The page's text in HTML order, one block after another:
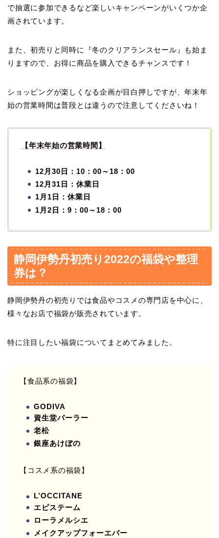
で抽選に参加できるなど楽しいキャンペーンがいくつか企
画されています。
また、初売りと同時に『冬のクリアランスセール』も始ま
りますので、お得に商品を購入できるチャンスです！
ショッピングが楽しくなる企画が目白押しですが、年末年
始の営業時間は普段とは違うので注意してくださいね！
【年末年始の営業時間】
12月30日：10：00～18：00
12月31日：休業日
1月1日：休業日
1月2日：9：00～18：00
静岡伊勢丹初売り2022の福袋や整理
券は？
静岡伊勢丹の初売りでは食品やコスメの専門店を中心に、
様々なお店で福袋が販売されています。
特に注目したい福袋についてまとめてみました。
【食品系の福袋】
GODIVA
資生堂パーラー
老松
銀座あけぼの
【コスメ系の福袋】
L’OCCITANE
エピステーム
ローラメルシエ
メイクアップフォーエバー